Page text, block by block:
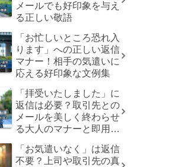
メールでも好印象を与え
る正しい敬語
「お忙しいところ恐れ入
ります」への正しい返信
マナー！相手の気遣いに
応える好印象な文例集
「拝受いたしました」に
返信は必要？取引先との
メールを美しく終わらせ
る大人のマナーと即用文
「お気遣いなく」は返信
不要？上司や取引先の真